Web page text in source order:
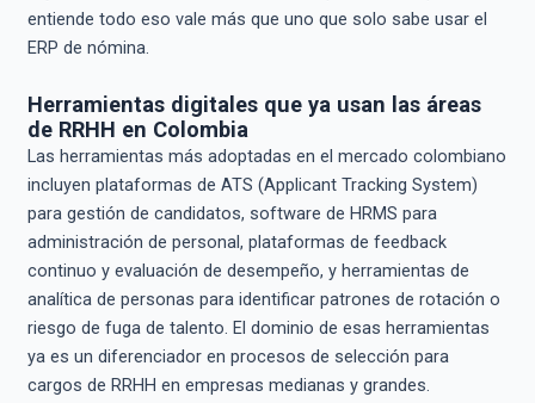
entiende todo eso vale más que uno que solo sabe usar el
ERP de nómina.
Herramientas digitales que ya usan las áreas
de RRHH en Colombia
Las herramientas más adoptadas en el mercado colombiano
incluyen plataformas de ATS (Applicant Tracking System)
para gestión de candidatos, software de HRMS para
administración de personal, plataformas de feedback
continuo y evaluación de desempeño, y herramientas de
analítica de personas para identificar patrones de rotación o
riesgo de fuga de talento. El dominio de esas herramientas
ya es un diferenciador en procesos de selección para
cargos de RRHH en empresas medianas y grandes.